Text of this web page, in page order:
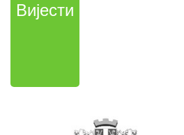
Вијести